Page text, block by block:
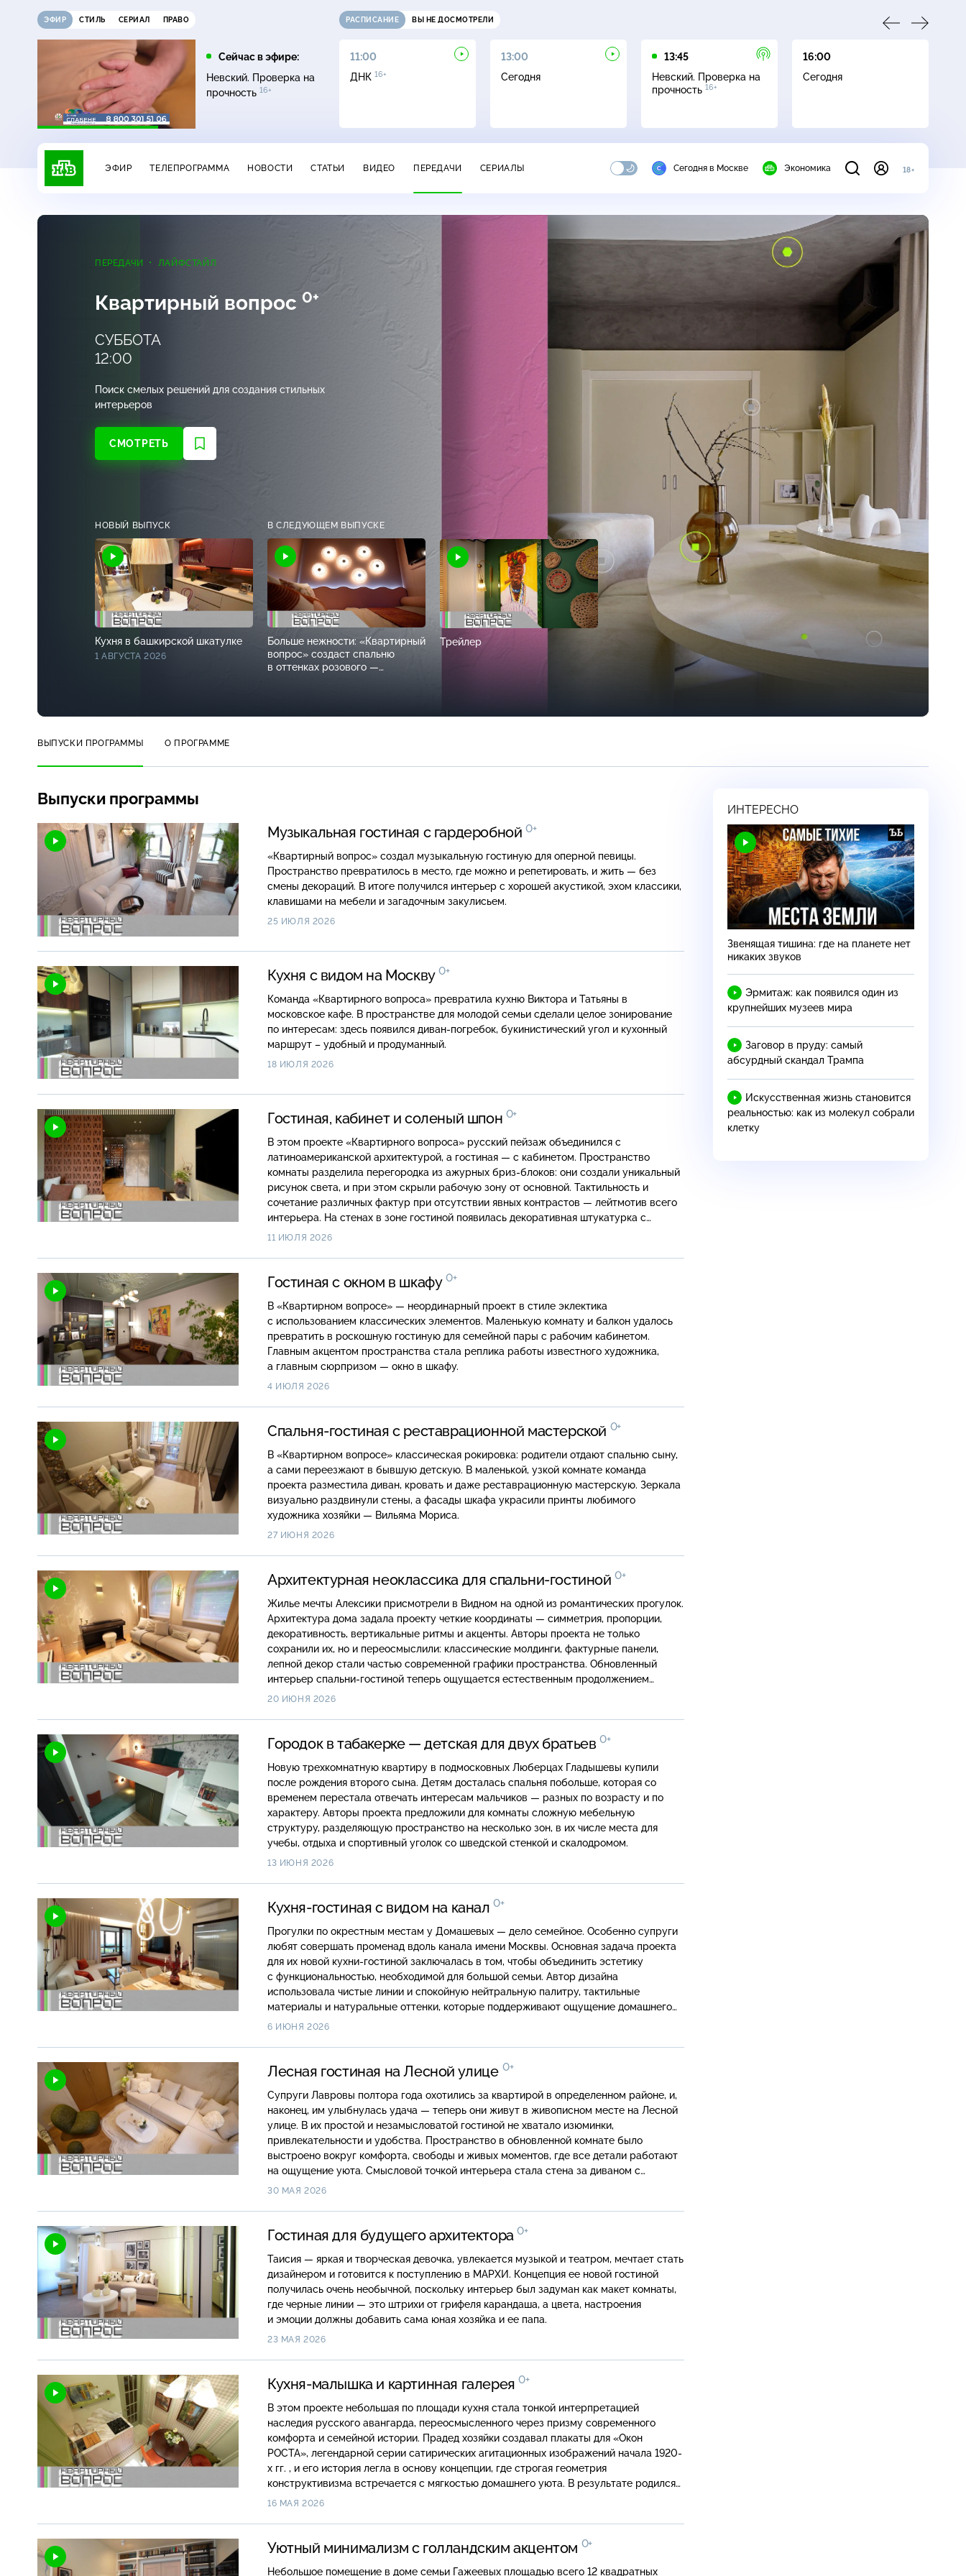
ЭФИР СТИЛЬ СЕРИАЛ ПРАВО
Сейчас в эфире:
Невский. Проверка на
прочность 16+
РАСПИСАНИЕ ВЫ НЕ ДОСМОТРЕЛИ
10:25
ЧП
11:00
ДНК 16+
13:00
Сегодня
13:45
Невский. Проверка на
прочность 16+
16:00
Сегодня
ЭФИР ТЕЛЕПРОГРАММА НОВОСТИ СТАТЬИ ВИДЕО ПЕРЕДАЧИ СЕРИАЛЫ Сегодня в Москве Экономика 18+
ПЕРЕДАЧИ ЛАЙФСТАЙЛ
Квартирный вопрос 0+
СУББОТА
12:00
Поиск смелых решений для создания стильных
интерьеров
СМОТРЕТЬ
НОВЫЙ ВЫПУСК
Кухня в башкирской шкатулке
1 АВГУСТА 2026
В СЛЕДУЮЩЕМ ВЫПУСКЕ
Больше нежности: «Квартирный
вопрос» создаст спальню
в оттенках розового —
Трейлер
ВЫПУСКИ ПРОГРАММЫ О ПРОГРАММЕ
Выпуски программы
Музыкальная гостиная с гардеробной 0+
«Квартирный вопрос» создал музыкальную гостиную для оперной певицы.
Пространство превратилось в место, где можно и репетировать, и жить — без
смены декораций. В итоге получился интерьер с хорошей акустикой, эхом классики,
клавишами на мебели и загадочным закулисьем.
25 ИЮЛЯ 2026
Кухня с видом на Москву0+
Команда «Квартирного вопроса» превратила кухню Виктора и Татьяны в
московское кафе. В пространстве для молодой семьи сделали целое зонирование
по интересам: здесь появился диван-погребок, букинистический угол и кухонный
маршрут – удобный и продуманный.
18 ИЮЛЯ 2026
Гостиная, кабинет и соленый шпон 0+
В этом проекте «Квартирного вопроса» русский пейзаж объединился с
латиноамериканской архитектурой, а гостиная — с кабинетом. Пространство
комнаты разделила перегородка из ажурных бриз-блоков: они создали уникальный
рисунок света, и при этом скрыли рабочую зону от основной. Тактильность и
сочетание различных фактур при отсутствии явных контрастов — лейтмотив всего
интерьера. На стенах в зоне гостиной появилась декоративная штукатурка с
эффектом мелкого песка, пол покрыла текстура натурального светлого дерева, а
11 ИЮЛЯ 2026
Гостиная с окном в шкафу 0+
В «Квартирном вопросе» — неординарный проект в стиле эклектика
с использованием классических элементов. Маленькую комнату и балкон удалось
превратить в роскошную гостиную для семейной пары с рабочим кабинетом.
Главным акцентом пространства стала реплика работы известного художника,
а главным сюрпризом — окно в шкафу.
4 ИЮЛЯ 2026
Спальня-гостиная с реставрационной мастерской 0+
В «Квартирном вопросе» классическая рокировка: родители отдают спальню сыну,
а сами переезжают в бывшую детскую. В маленькой, узкой комнате команда
проекта разместила диван, кровать и даже реставрационную мастерскую. Зеркала
визуально раздвинули стены, а фасады шкафа украсили принты любимого
художника хозяйки — Вильяма Мориса.
27 ИЮНЯ 2026
Архитектурная неоклассика для спальни-гостиной0+
Жилье мечты Алексики присмотрели в Видном на одной из романтических прогулок.
Архитектура дома задала проекту четкие координаты — симметрия, пропорции,
декоративность, вертикальные ритмы и акценты. Авторы проекта не только
сохранили их, но и переосмыслили: классические молдинги, фактурные панели,
лепной декор стали частью современной графики пространства. Обновленный
интерьер спальни-гостиной теперь ощущается естественным продолжением
архитектуры, в которой он рожден.
20 ИЮНЯ 2026
Городок в табакерке — детская для двух братьев0+
Новую трехкомнатную квартиру в подмосковных Люберцах Гладышевы купили
после рождения второго сына. Детям досталась спальня побольше, которая со
временем перестала отвечать интересам мальчиков — разных по возрасту и по
характеру. Авторы проекта предложили для комнаты сложную мебельную
структуру, разделяющую пространство на несколько зон, в их числе места для
учебы, отдыха и спортивный уголок со шведской стенкой и скалодромом.
13 ИЮНЯ 2026
Кухня-гостиная с видом на канал0+
Прогулки по окрестным местам у Домашевых — дело семейное. Особенно супруги
любят совершать променад вдоль канала имени Москвы. Основная задача проекта
для их новой кухни-гостиной заключалась в том, чтобы объединить эстетику
с функциональностью, необходимой для большой семьи. Автор дизайна
использовала чистые линии и спокойную нейтральную палитру, тактильные
материалы и натуральные оттенки, которые поддерживают ощущение домашнего
уюта, визуально собирают пространство и добавляют глубину. А ключевым
6 ИЮНЯ 2026
Лесная гостиная на Лесной улице0+
Супруги Лавровы полтора года охотились за квартирой в определенном районе, и,
наконец, им улыбнулась удача — теперь они живут в живописном месте на Лесной
улице. В их простой и незамысловатой гостиной не хватало изюминки,
привлекательности и удобства. Пространство в обновленной комнате было
выстроено вокруг комфорта, свободы и живых моментов, где все детали работают
на ощущение уюта. Смысловой точкой интерьера стала стена за диваном с
росписью, которая обращается к образу леса, но не буквально. Изображение
30 МАЯ 2026
Гостиная для будущего архитектора0+
Таисия — яркая и творческая девочка, увлекается музыкой и театром, мечтает стать
дизайнером и готовится к поступлению в МАРХИ. Концепция ее новой гостиной
получилась очень необычной, поскольку интерьер был задуман как макет комнаты,
где черные линии — это штрихи от грифеля карандаша, а цвета, настроения
и эмоции должны добавить сама юная хозяйка и ее папа.
23 МАЯ 2026
Кухня-малышка и картинная галерея0+
В этом проекте небольшая по площади кухня стала тонкой интерпретацией
наследия русского авангарда, переосмысленного через призму современного
комфорта и семейной истории. Прадед хозяйки создавал плакаты для «Окон
РОСТА», легендарной серии сатирических агитационных изображений начала 1920-
х гг. , и его история легла в основу концепции, где строгая геометрия
конструктивизма встречается с мягкостью домашнего уюта. В результате родился
интерьер, в котором функциональность и память образовали единое целое.
прошлое и настоящее существуют в деликатном равновесии.
16 МАЯ 2026
Уютный минимализм с голландским акцентом 0+
Небольшое помещение в доме семьи Гажеевых площадью всего 12 квадратных
ИНТЕРЕСНО
Звенящая тишина: где на планете нет
никаких звуков
Эрмитаж: как появился один из
крупнейших музеев мира
Заговор в пруду: самый
абсурдный скандал Трампа
Искусственная жизнь становится
реальностью: как из молекул собрали
клетку